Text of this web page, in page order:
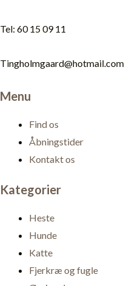
Tel: 60 15 09 11
Tingholmgaard@hotmail.com
Menu
Find os
Åbningstider
Kontakt os
Kategorier
Heste
Hunde
Katte
Fjerkræ og fugle